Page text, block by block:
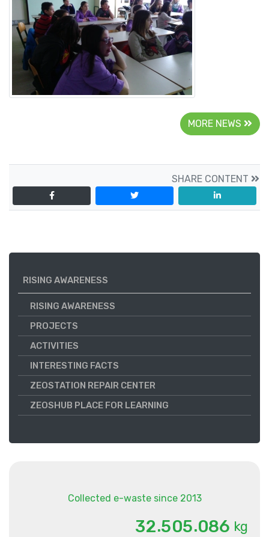
MORE NEWS
SHARE CONTENT
RISING AWARENESS
RISING AWARENESS
PROJECTS
ACTIVITIES
INTERESTING FACTS
ZEOSTATION REPAIR CENTER
ZEOSHUB PLACE FOR LEARNING
Collected e-waste since 2013
32.505.086 kg